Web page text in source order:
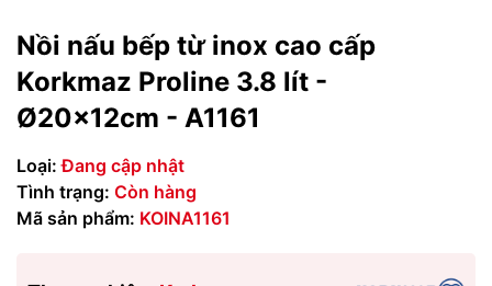
Nồi nấu bếp từ inox cao cấp
Korkmaz Proline 3.8 lít -
Ø20x12cm - A1161
Loại: Đang cập nhật
Tình trạng: Còn hàng
Mã sản phẩm: KOINA1161